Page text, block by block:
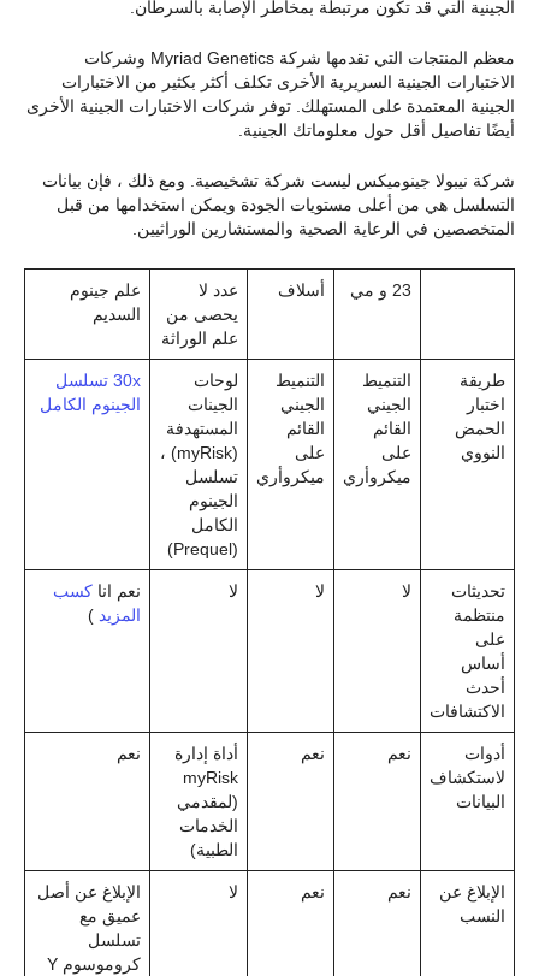
الجينية التي قد تكون مرتبطة بمخاطر الإصابة بالسرطان.
معظم المنتجات التي تقدمها شركة Myriad Genetics وشركات
الاختبارات الجينية السريرية الأخرى تكلف أكثر بكثير من الاختبارات
الجينية المعتمدة على المستهلك. توفر شركات الاختبارات الجينية الأخرى
أيضًا تفاصيل أقل حول معلوماتك الجينية.
شركة نيبولا جينوميكس ليست شركة تشخيصية. ومع ذلك ، فإن بيانات
التسلسل هي من أعلى مستويات الجودة ويمكن استخدامها من قبل
المتخصصين في الرعاية الصحية والمستشارين الوراثيين.
23 و مي أسلاف
عدد لا
يحصى من
علم الوراثة
علم جينوم
السديم
طريقة
اختبار
الحمض
النووي
التنميط
الجيني
القائم
على
ميكروأري
التنميط
الجيني
القائم
على
ميكروأري
لوحات
الجينات
المستهدفة
(myRisk) ،
تسلسل
الجينوم
الكامل
(Prequel)
30x تسلسل
الجينوم الكامل
تحديثات
منتظمة
على
أساس
أحدث
الاكتشافات
لا لا لا نعم انا كسب
المزيد )
أدوات
لاستكشاف
البيانات
نعم نعم
أداة إدارة
myRisk
(لمقدمي
الخدمات
الطبية)
نعم
الإبلاغ عن
النسب
نعم نعم لا
الإبلاغ عن أصل
عميق مع
تسلسل
كروموسوم Y